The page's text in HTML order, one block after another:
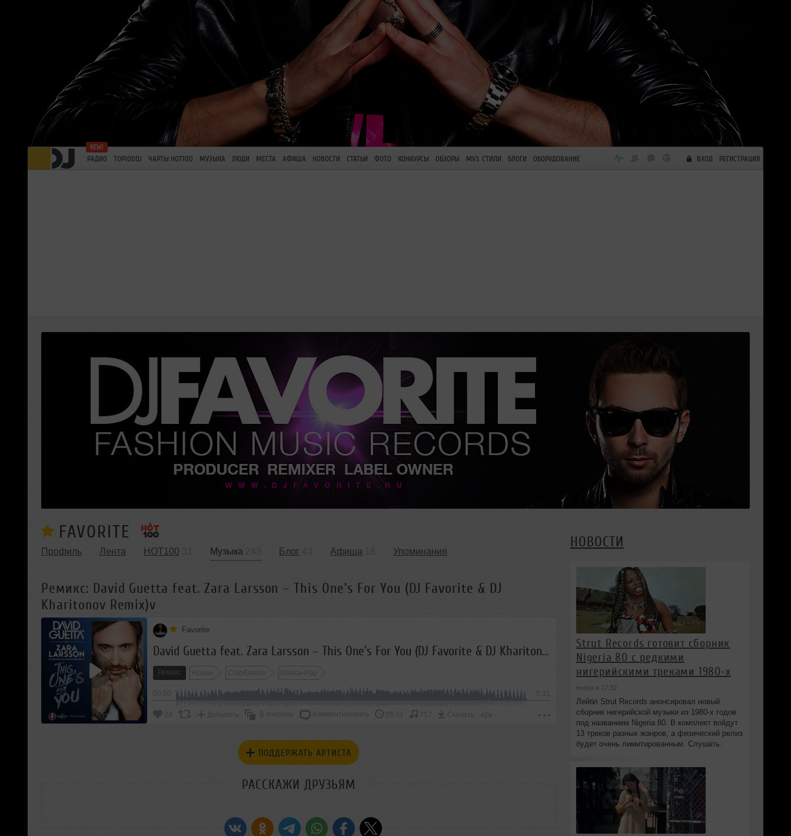
РАДИО TOP100DJ ЧАРТЫ HOT100 МУЗЫКА ЛЮДИ МЕСТА АФИША НОВОСТИ СТАТЬИ ФОТО КОНКУРСЫ ОБЗОРЫ МУЗ. СТИЛИ БЛОГИ ОБОРУДОВАНИЕ ВХОД РЕГИСТРАЦИЯ
FAVORITE
Профиль Лента HOT100 Музыка Блог Афиша Упоминания
Ремикс: David Guetta feat. Zara Larsson – This One's For You (DJ Favorite & DJ
Kharitonov Remix)v
Favorite
David Guetta feat. Zara Larsson – This One's For You (DJ Favorite & DJ Kharitonov Remix)v
Ремикс House Club/Dance Dance-Pop
-5:31
24 Добавить В очередь Комментировать 05:31 757 Скачать </>
ПОДДЕРЖАТЬ АРТИСТА
РАССКАЖИ ДРУЗЬЯМ
НОВОСТИ
Strut Records готовит сборник
Nigeria 80 с редкими
нигерийскими треками 1980-х
вчера в 17:32
Лейбл Strut Records анонсировал новый
сборник нигерийской музыки из 1980-х годов
под названием Nigeria 80. В комплект войдут
13 треков разных жанров, а физический релиз
будет очень лимитированным. Слушать.